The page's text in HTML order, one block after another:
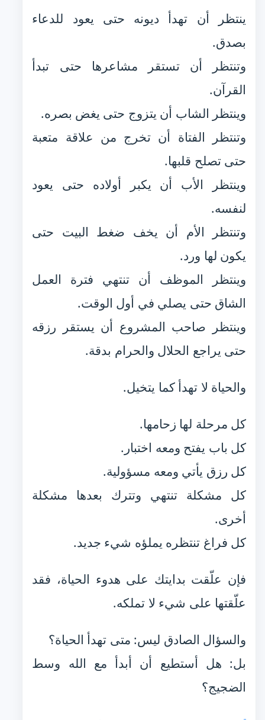
ينتظر أن تهدأ ديونه حتى يعود للدعاء
بصدق.
وتنتظر أن تستقر مشاعرها حتى تبدأ
القرآن.
وينتظر الشاب أن يتزوج حتى يغض بصره.
وتنتظر الفتاة أن تخرج من علاقة متعبة
حتى تصلح قلبها.
وينتظر الأب أن يكبر أولاده حتى يعود
لنفسه.
وتنتظر الأم أن يخف ضغط البيت حتى
يكون لها ورد.
وينتظر الموظف أن تنتهي فترة العمل
الشاق حتى يصلي في أول الوقت.
وينتظر صاحب المشروع أن يستقر رزقه
حتى يراجع الحلال والحرام بدقة.
والحياة لا تهدأ كما يتخيل.
كل مرحلة لها زحامها.
كل باب يفتح ومعه اختبار.
كل رزق يأتي ومعه مسؤولية.
كل مشكلة تنتهي وتترك بعدها مشكلة
أخرى.
كل فراغ تنتظره يملؤه شيء جديد.
فإن علّقت بدايتك على هدوء الحياة، فقد
علّقتها على شيء لا تملكه.
والسؤال الصادق ليس: متى تهدأ الحياة؟
بل: هل أستطيع أن أبدأ مع الله وسط
الضجيج؟